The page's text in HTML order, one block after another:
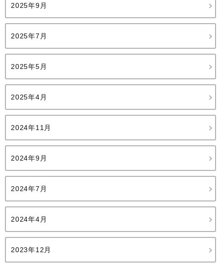
2025年9月
2025年7月
2025年5月
2025年4月
2024年11月
2024年9月
2024年7月
2024年4月
2023年12月